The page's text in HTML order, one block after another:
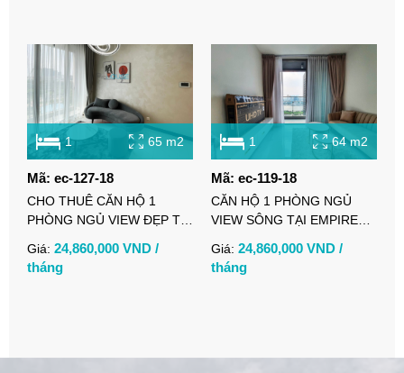
1 65 m2
Mã: ec-127-18
CHO THUÊ CĂN HỘ 1
PHÒNG NGỦ VIEW ĐẸP TẠI
Giá: 24,860,000 VND /
tháng
1 64 m2
Mã: ec-119-18
CĂN HỘ 1 PHÒNG NGỦ
VIEW SÔNG TẠI EMPIRE
Giá: 24,860,000 VND /
tháng